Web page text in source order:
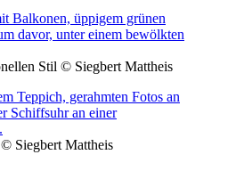
Stil © Siegbert Mattheis
Siegbert Mattheis